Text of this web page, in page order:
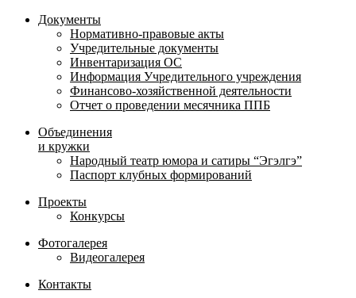
Документы
Нормативно-правовые акты
Учредительные документы
Инвентаризация ОС
Информация Учредительного учреждения
Финансово-хозяйственной деятельности
Отчет о проведении месячника ППБ
Объединения
и кружки
Народный театр юмора и сатиры “Эгэлгэ”
Паспорт клубных формирований
Проекты
Конкурсы
Фотогалерея
Видеогалерея
Контакты